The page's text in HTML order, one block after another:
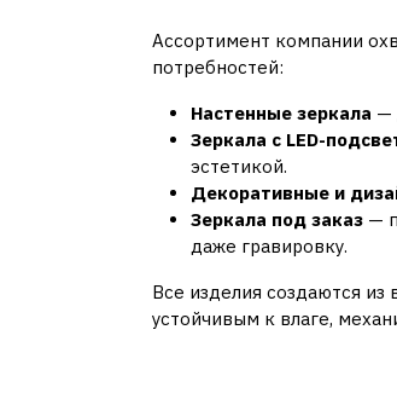
Ассортимент компании
потребностей:
Настенные зеркала —
Зеркала с LED-
эстетикой.
Декоративные и
Зеркала под заказ —
даже гравировку.
Все изделия создаются
устойчивым к влаге,